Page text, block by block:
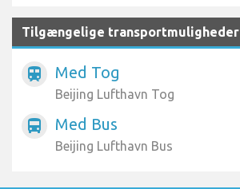
Tilgængelige transportmuligheder
train Med Tog
Beijing Lufthavn Tog
directions_bus Med Bus
Beijing Lufthavn Bus